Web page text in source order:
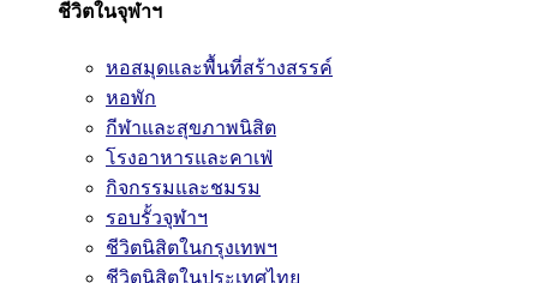
ชีวิตในจุฬาฯ
หอสมุดและพื้นที่สร้างสรรค์
หอพัก
กีฬาและสุขภาพนิสิต
โรงอาหารและคาเฟ่
กิจกรรมและชมรม
รอบรั้วจุฬาฯ
ชีวิตนิสิตในกรุงเทพฯ
ชีวิตนิสิตในประเทศไทย